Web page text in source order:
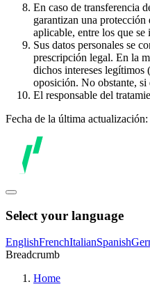
En caso de transferencia
garantizan una
aplicable, entre los que
Sus datos personales se
prescripción legal. En la
dichos intereses legítimos
oposición. No obstante, si
El responsable del
Fecha de la última
Select your language
EnglishFrenchItalianSpanish
Breadcrumb
Home